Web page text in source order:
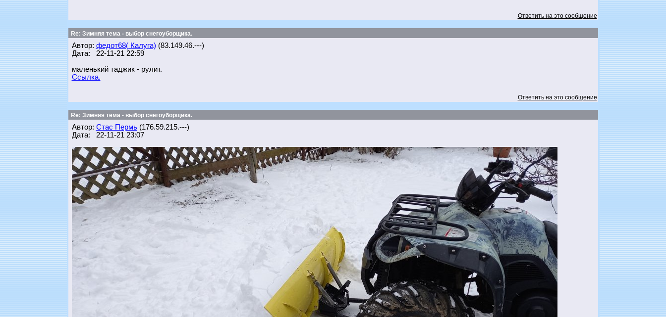
Ответить на это сообщение
Re: Зимняя тема - выбор снегоуборщика.
Автор: федот68( Калуга) (83.149.46.---)
Дата: 22-11-21 22:59
маленький таджик - рулит.
Ссылка.
Ответить на это сообщение
Re: Зимняя тема - выбор снегоуборщика.
Автор: Стас Пермь(176.59.215.---)
Дата: 22-11-21 23:07